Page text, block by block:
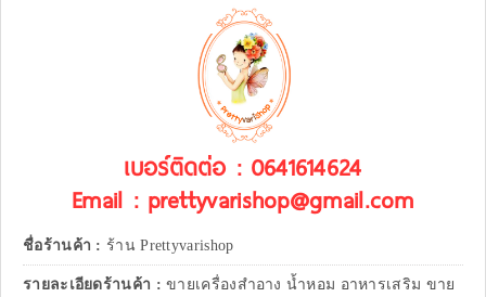
เบอร์ติดต่อ : 0641614624
Email : prettyvarishop@gmail.com
ชื่อร้านค้า : ร้าน Prettyvarishop
รายละเอียดร้านค้า :ขายเครื่องสำอาง น้ำหอม อาหารเสริม ขาย